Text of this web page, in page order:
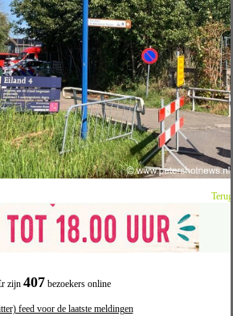
zijn 407 bezoekers online
feed voor de laatste meldingen
Terug